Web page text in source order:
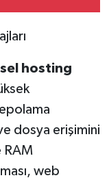
hosting
dosya erişimini
RAM
web